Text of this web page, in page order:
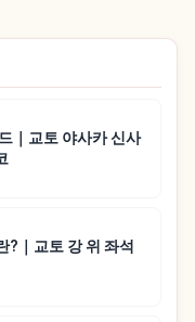
｜교토 야사카 신사
?｜교토 강 위 좌석